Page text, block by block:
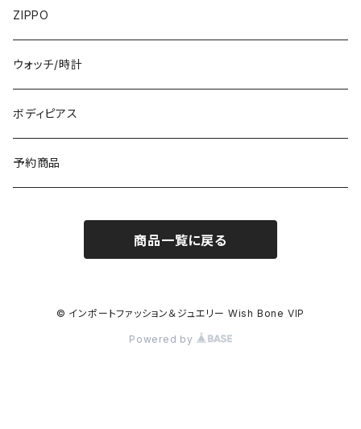
7000円
イタリア製ジャケット
コットンストール・スカーフ
冬物・マフラー
指輪・リング
ネックレス・ペンダントトップ
ピアス・イヤリング
ブレスレット・バングル
ZIPPO
ウォッチ/時計
ボディピアス
予約商品
商品一覧に戻る
© インポートファッション＆ジュエリー Wish Bone VIP
Powered by